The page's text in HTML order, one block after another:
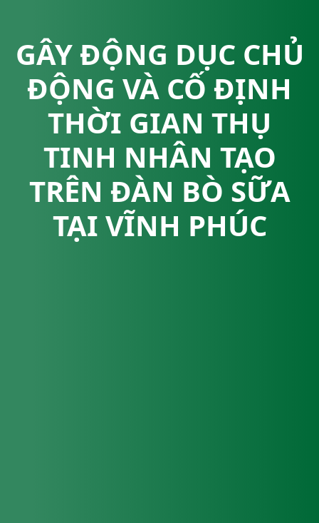
GÂY ĐỘNG DỤC CHỦ
ĐỘNG VÀ CỐ ĐỊNH
THỜI GIAN THỤ
TINH NHÂN TẠO
TRÊN ĐÀN BÒ SỮA
TẠI VĨNH PHÚC